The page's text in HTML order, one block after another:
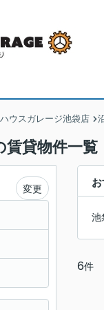
ウスガレージ池袋店
賃貸物件一覧
池
6件
変更